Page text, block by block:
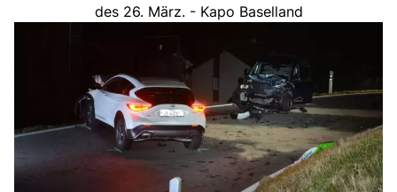
des 26. März. - Kapo Baselland